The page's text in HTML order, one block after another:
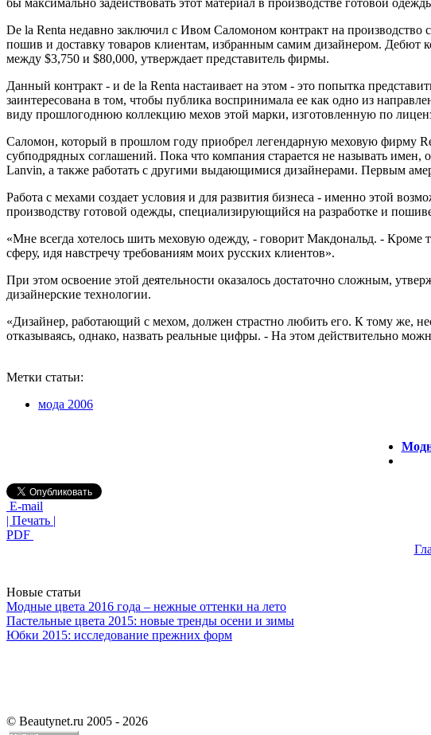
De la Renta недавно заключил с Ивом Саломоном контракт на производство
пошив и доставку товаров клиентам, избранным самим дизайнером. Дебют
между $3,750 и $80,000, утверждает представитель фирмы.
Данный контракт - и de la Renta настаивает на этом - это попытка
заинтересована в том, чтобы публика воспринимала ее как одно из
виду прошлогоднюю коллекцию мехов этой марки, изготовленную по
Саломон, который в прошлом году приобрел легендарную меховую фирму
субподрядных соглашений. Пока что компания старается не называть имен,
Lanvin, а также работать с другими выдающимися дизайнерами. Первым
Работа с мехами создает условия и для развития бизнеса - именно этой
производству готовой одежды, специализирующийся на разработке и
«Мне всегда хотелось шить меховую одежду, - говорит Макдональд. - Кроме
сферу, идя навстречу требованиям моих русских клиентов».
При этом освоение этой деятельности оказалось достаточно сложным,
дизайнерские технологии.
«Дизайнер, работающий с мехом, должен страстно любить его. К тому же,
отказываясь, однако, назвать реальные цифры. - На этом действительно
Метки статьи:
мода 2006
E-mail
| Печать |
PDF
Новые статьи
Модные цвета 2016 года – нежные оттенки на лето
Пастельные цвета 2015: новые тренды осени и зимы
Юбки 2015: исследование прежних форм
© Beautynet.ru 2005 - 2026